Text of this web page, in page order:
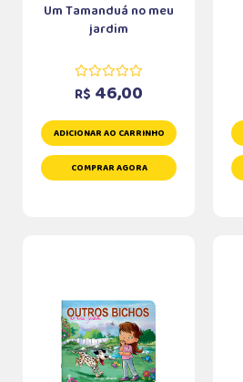
Um Tamanduá no meu
jardim
R$ 46,00
ADICIONAR AO CARRINHO
COMPRAR AGORA